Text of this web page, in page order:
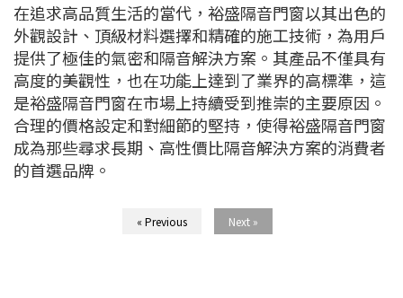
在追求高品質生活的當代，裕盛隔音門窗以其出色的
外觀設計、頂級材料選擇和精確的施工技術，為用戶
提供了極佳的氣密和隔音解決方案。其產品不僅具有
高度的美觀性，也在功能上達到了業界的高標準，這
是裕盛隔音門窗在市場上持續受到推崇的主要原因。
合理的價格設定和對細節的堅持，使得裕盛隔音門窗
成為那些尋求長期、高性價比隔音解決方案的消費者
的首選品牌。
« Previous Next »